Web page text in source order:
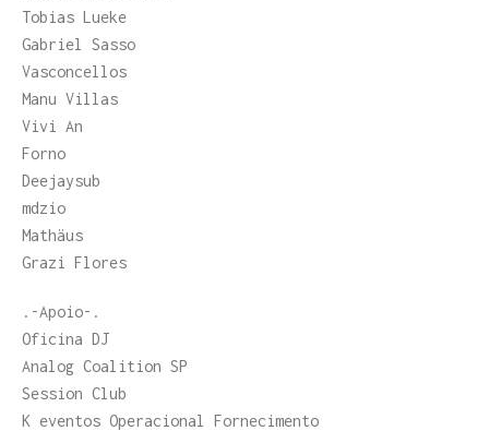
Tobias Lueke
Gabriel Sasso
Vasconcellos
Manu Villas
Vivi An
Forno
Deejaysub
mdzio
Mathäus
Grazi Flores
.-Apoio-.
Oficina DJ
Analog Coalition SP
Session Club
K eventos Operacional Fornecimento